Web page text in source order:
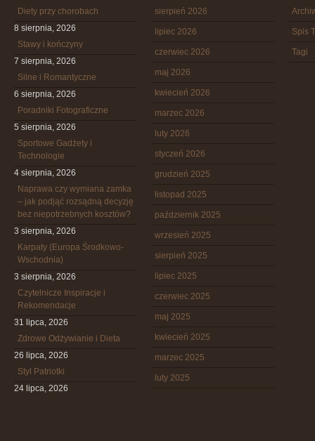
Diety przy chorobach
8 sierpnia, 2026
Stawy i kończyny
7 sierpnia, 2026
Silne i Romantyczne
6 sierpnia, 2026
Poradniki Fotograficzne
5 sierpnia, 2026
Sportowe Gadżety i
Technologie
4 sierpnia, 2026
Naprawa czy wymiana zamka
– jak podjąć rozsądną decyzję
bez niepotrzebnych kosztów?
3 sierpnia, 2026
Karpaty (Europa Środkowo-
Wschodnia)
3 sierpnia, 2026
Czytelnicze Inspiracje i
Rekomendacje
31 lipca, 2026
Zdrowe Odżywianie i Dieta
26 lipca, 2026
Styl Patriotki
24 lipca, 2026
sierpień 2026
lipiec 2026
czerwiec 2026
maj 2026
kwiecień 2026
marzec 2026
luty 2026
styczeń 2026
grudzień 2025
listopad 2025
październik 2025
wrzesień 2025
sierpień 2025
lipiec 2025
czerwiec 2025
maj 2025
kwiecień 2025
marzec 2025
luty 2025
Spis
Tagi